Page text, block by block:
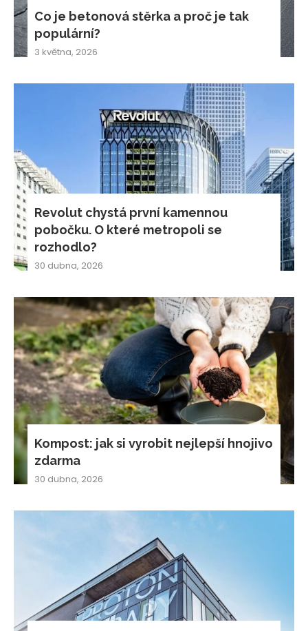
Co je betonová stěrka a proč je tak
populární?
3 května, 2026
Revolut chystá první kamennou
pobočku. O které metropoli se
rozhodlo?
30 dubna, 2026
Kompost: jak si vyrobit nejlepší hnojivo
zdarma
30 dubna, 2026